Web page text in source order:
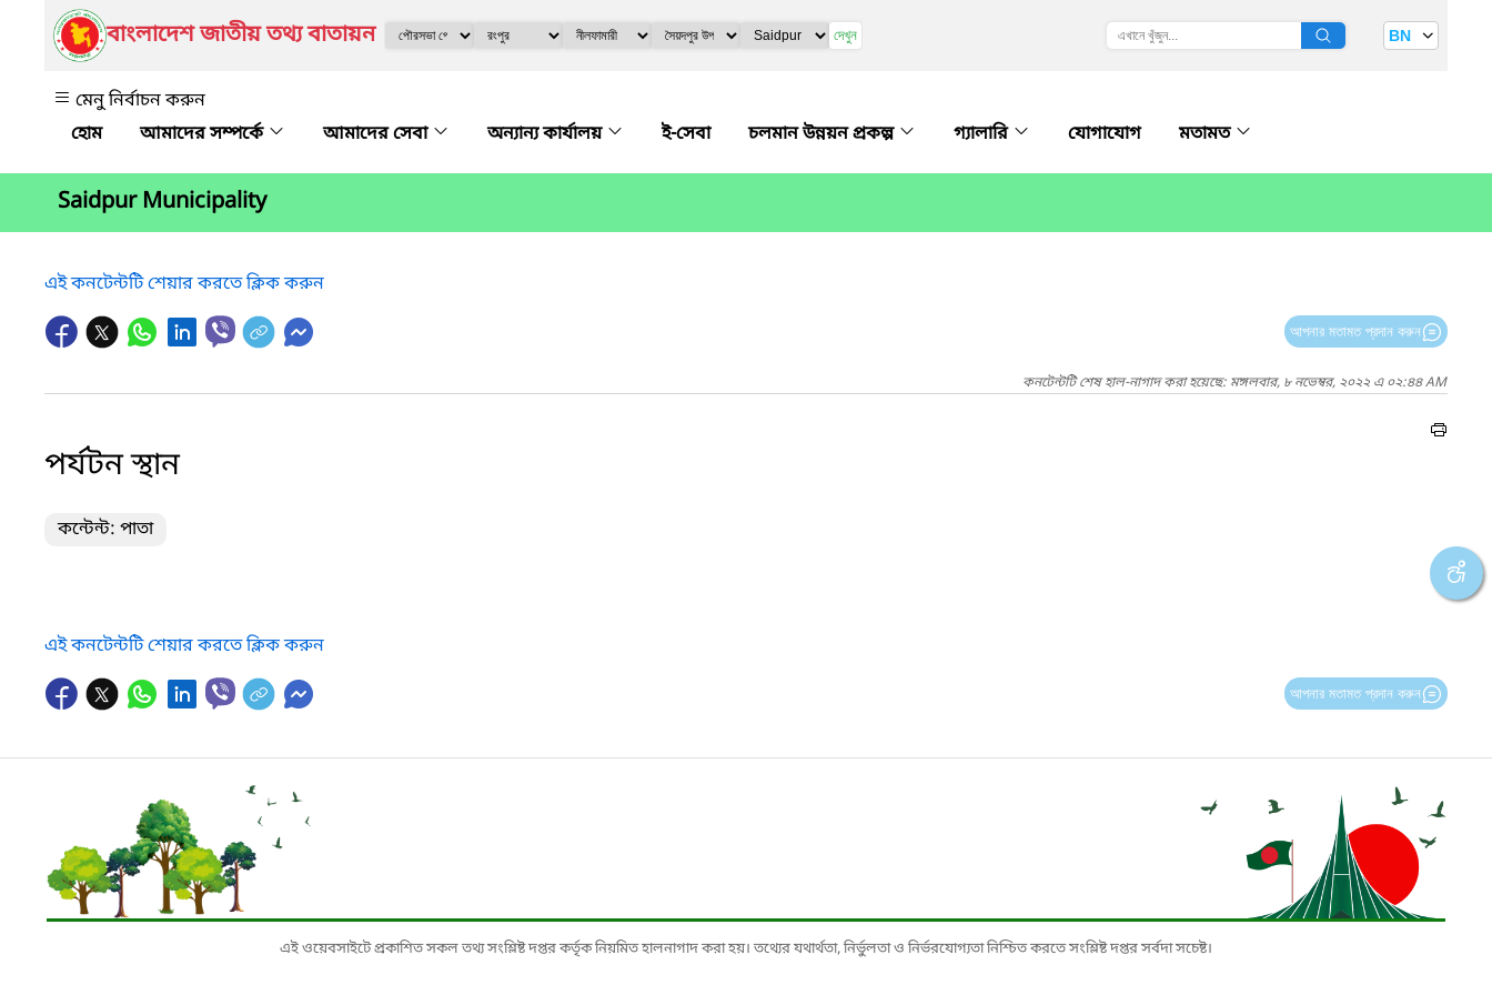
বাংলাদেশ জাতীয় তথ্য বাতায়ন দেখুন BN
মেনু নির্বাচন করুন
আমাদের সম্পর্কে
আমাদের সেবা অন্যান্য কার্যালয় ই-সেবা চলমান উন্নয়ন প্রকল্প গ্যালারি যোগাযোগ মতামত
Saidpur Municipality
এই কনটেন্টটি শেয়ার করতে ক্লিক করুন
আপনার মতামত প্রদান করুন
কনটেন্টটি শেষ হাল-নাগাদ করা হয়েছে: মঙ্গলবার, ৮ নভেম্বর, ২০২২ এ ০২:৪৪ AM
পর্যটন স্থান
কন্টেন্ট: পাতা
এই কনটেন্টটি শেয়ার করতে ক্লিক করুন
আপনার মতামত প্রদান করুন
এই ওয়েবসাইটে প্রকাশিত সকল তথ্য সংশ্লিষ্ট দপ্তর কর্তৃক নিয়মিত হালনাগাদ করা হয়। তথ্যের যথার্থতা, নির্ভুলতা ও নির্ভরযোগ্যতা নিশ্চিত করতে সংশ্লিষ্ট দপ্তর সর্বদা সচেষ্ট।